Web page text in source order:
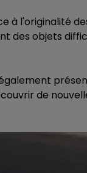
à l'originalité
des objets
de